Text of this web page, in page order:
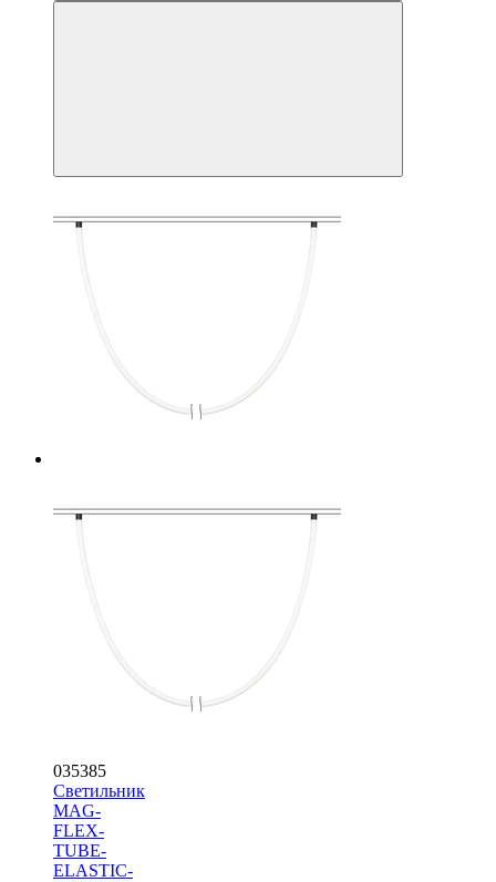
035385
Светильник
MAG-
FLEX-
TUBE-
ELASTIC-